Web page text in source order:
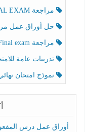
مراجعة FINAL EXAMاللغة الإنجليزية الصف الخامس الفصل الثالث
حل أوراق عمل مراجعة
مراجعة Preparation for the Final exam اللغة الإنجليزية الصف الرابع الفصل الثالث
تدريبات عامة
نموذج امتحان نهائي
أوراق عمل درس